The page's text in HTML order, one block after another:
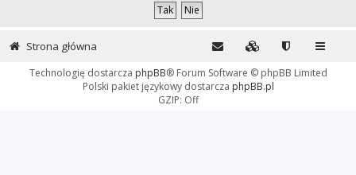
Strona główna
Technologię dostarcza phpBB® Forum Software © phpBB Limited
Polski pakiet językowy dostarcza phpBB.pl
GZIP: Off